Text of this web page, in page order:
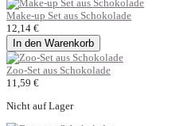
Make-up Set aus Schokolade
12,14 €
In den Warenkorb
Zoo-Set aus Schokolade
11,59 €
Nicht auf Lager